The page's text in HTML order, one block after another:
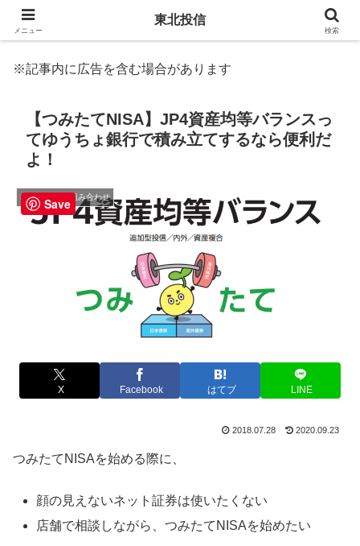
※記事内に広告を含む場合があります
【つみたてNISA】JP4資産均等バランスっ
てゆうちょ銀行で積み立てするなら便利だ
よ！
3. 商品選択と組み合わせ
X Facebook はてブ LINE
2018.07.28 2020.09.23
つみたてNISAを始める際に、
顔の見えないネット証券は使いたくない
店舗で相談しながら、つみたてNISAを始めたい
メニュー
東北投信
検索
Save